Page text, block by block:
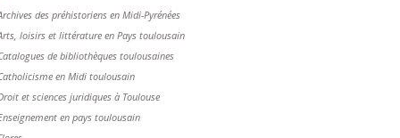
des préhistoriens en Midi-Pyrénées
loisirs et littérature en Pays toulousain
de bibliothèques toulousaines
en Midi toulousain
et sciences juridiques à Toulouse
en pays toulousain